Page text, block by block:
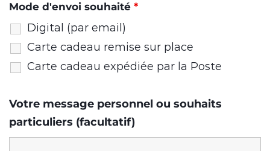
Mode d'envoi souhaité *
Digital (par email)
Carte cadeau remise sur place
Carte cadeau expédiée par la Poste
Votre message personnel ou souhaits
particuliers (facultatif)